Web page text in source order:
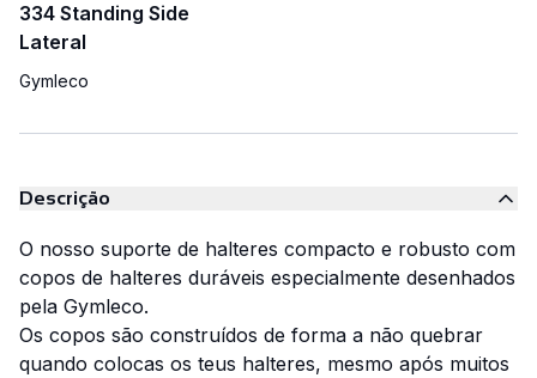
334 Standing Side
Lateral
Gymleco
Descrição
O nosso suporte de halteres compacto e robusto com
copos de halteres duráveis especialmente desenhados
pela Gymleco.
Os copos são construídos de forma a não quebrar
quando colocas os teus halteres, mesmo após muitos